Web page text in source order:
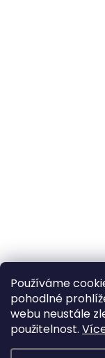
Používáme
pohodlné
webu neustále
použitelnost.